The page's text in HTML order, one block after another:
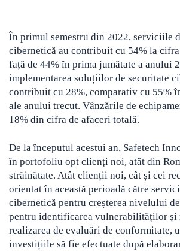
În primul semestru din 2022, serviciile
cibernetică au contribuit cu 54% la
față de 44% în prima jumătate a anului
implementarea soluțiilor de securitate
contribuit cu 28%, comparativ cu 55%
ale anului trecut. Vânzările de
18% din cifra de afaceri totală.
De la începutul acestui an, Safetech
în portofoliu opt clienți noi, atât din
străinătate. Atât clienții noi, cât și cei
orientat în această perioadă către
cibernetică pentru creșterea nivelului
pentru identificarea vulnerabilităților și
realizarea de evaluări de conformitate,
investițiile să fie efectuate după